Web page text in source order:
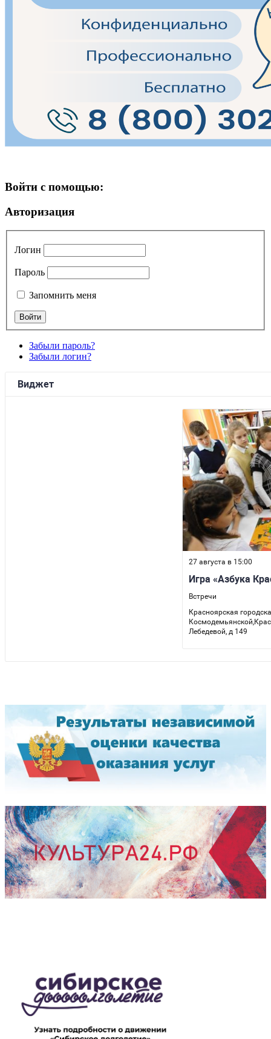
Войти с помощью:
Авторизация
Логин
Пароль
Запомнить меня
Забыли пароль?
Забыли логин?